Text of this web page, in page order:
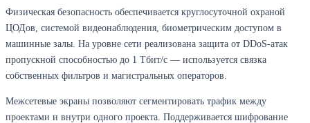
Физическая безопасность обеспечивается круглосуточной охраной
ЦОДов, системой видеонаблюдения, биометрическим доступом в
машинные залы. На уровне сети реализована защита от DDoS-атак
пропускной способностью до 1 Тбит/с — используется связка
собственных фильтров и магистральных операторов.
Межсетевые экраны позволяют сегментировать трафик между
проектами и внутри одного проекта. Поддерживается шифрование